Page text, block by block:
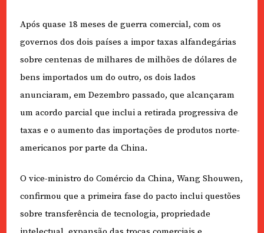
Após quase 18 meses de guerra comercial, com os
governos dos dois países a impor taxas alfandegárias
sobre centenas de milhares de milhões de dólares de
bens importados um do outro, os dois lados
anunciaram, em Dezembro passado, que alcançaram
um acordo parcial que inclui a retirada progressiva de
taxas e o aumento das importações de produtos norte-
americanos por parte da China.
O vice-ministro do Comércio da China, Wang Shouwen,
confirmou que a primeira fase do pacto inclui questões
sobre transferência de tecnologia, propriedade